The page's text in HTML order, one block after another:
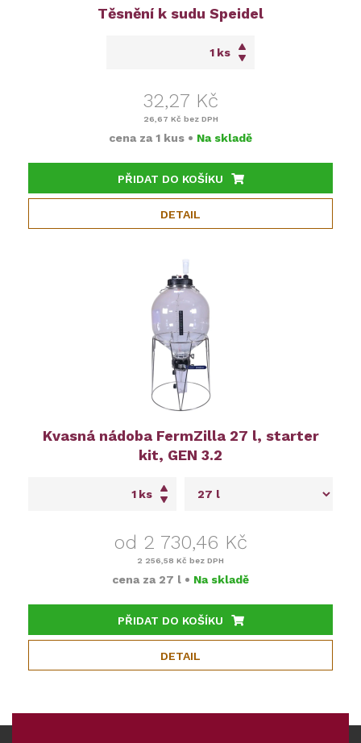
Těsnění k sudu Speidel
ks
32,27 Kč
26,67 Kč bez DPH
cena za 1 kus • Na skladě
PŘIDAT DO KOŠÍKU
DETAIL
Kvasná nádoba FermZilla 27 l, starter
kit, GEN 3.2
ks
od 2 730,46 Kč
2 256,58 Kč bez DPH
cena za 27 l • Na skladě
PŘIDAT DO KOŠÍKU
DETAIL